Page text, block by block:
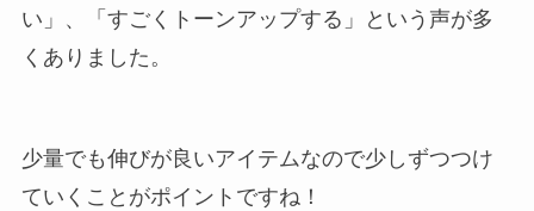
い」、「すごくトーンアップする」という声が多
くありました。
少量でも伸びが良いアイテムなので少しずつつけ
ていくことがポイントですね！